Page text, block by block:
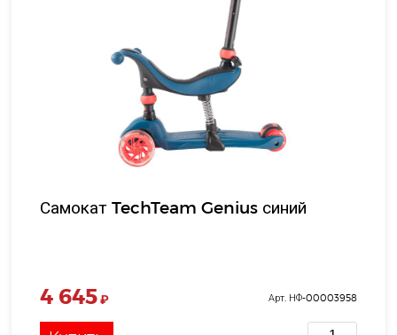
Самокат TechTeam Genius синий
4 645₽ Арт. НФ-00003958